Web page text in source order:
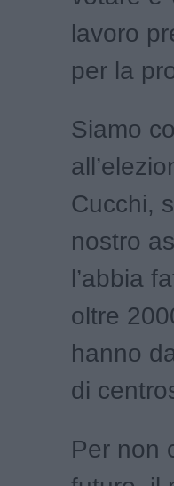
lavoro
per la
Siamo
Cucchi,
nostro
l’abbia
oltre
hanno
di
Per non